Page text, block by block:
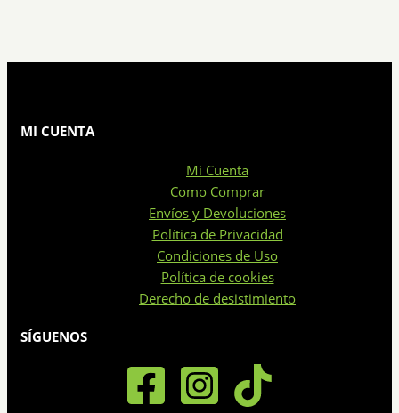
página
variantes.
se
MI CUENTA
Mi Cuenta
Como Comprar
Envíos y Devoluciones
Política de Privacidad
Condiciones de Uso
Política de cookies
Derecho de desistimiento
SÍGUENOS